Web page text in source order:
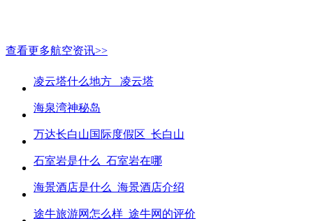
查看更多航空资讯>>
凌云塔什么地方_ 凌云塔
海泉湾神秘岛
万达长白山国际度假区_长白山
石室岩是什么_石室岩在哪
海景酒店是什么_海景酒店介绍
途牛旅游网怎么样_途牛网的评价